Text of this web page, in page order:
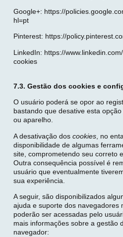
Google+: https://
hl=pt
Pinterest: https://
LinkedIn: https://
cookies
7.3. Gestão dos cookies e
O usuário poderá se opor ao
bastando que desative esta
ou aparelho.
A desativação dos cookies, no
disponibilidade de algumas
site, comprometendo seu correto
Outra consequência possível é
usuário que eventualmente
sua experiência.
A seguir, são disponibilizados
ajuda e suporte dos navegadores
poderão ser acessadas pelo
mais informações sobre a gestão
navegador: